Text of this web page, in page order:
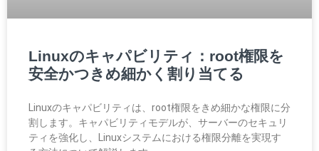
Linuxのキャパビリティ：root権限を
安全かつきめ細かく割り当てる
Linuxのキャパビリティは、root権限をきめ細かな権限に分
割します。キャパビリティモデルが、サーバーのセキュリ
ティを強化し、Linuxシステムにおける権限分離を実現す